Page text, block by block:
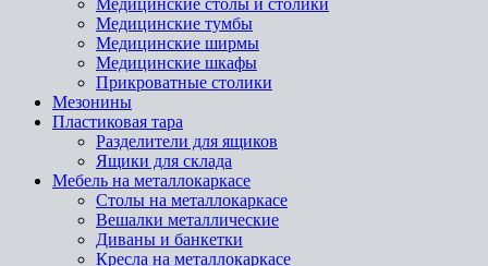
Медицинские столы и столики
Медицинские тумбы
Медицинские ширмы
Медицинские шкафы
Прикроватные столики
Мезонины
Пластиковая тара
Разделители для ящиков
Ящики для склада
Мебель на металлокаркасе
Cтолы на металлокаркасе
Вешалки металлические
Диваны и банкетки
Кресла на металлокаркасе